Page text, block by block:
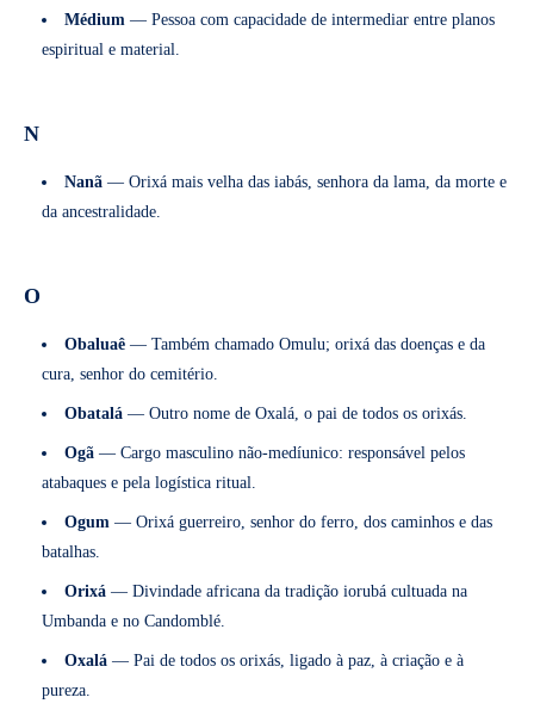
Médium — Pessoa com capacidade de intermediar entre planos
espiritual e material.
N
Nanã — Orixá mais velha das iabás, senhora da lama, da morte e
da ancestralidade.
O
Obaluaê — Também chamado Omulu; orixá das doenças e da
cura, senhor do cemitério.
Obatalá — Outro nome de Oxalá, o pai de todos os orixás.
Ogã — Cargo masculino não-medíunico: responsável pelos
atabaques e pela logística ritual.
Ogum — Orixá guerreiro, senhor do ferro, dos caminhos e das
batalhas.
Orixá — Divindade africana da tradição iorubá cultuada na
Umbanda e no Candomblé.
Oxalá — Pai de todos os orixás, ligado à paz, à criação e à
pureza.